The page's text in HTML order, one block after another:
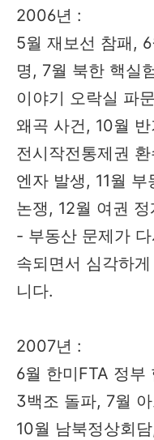
2006년 :
5월 재보선 참패,
명, 7월 북한 핵실
이야기 오락실 파
왜곡 사건, 10월
전시작전통제권
엔자 발생, 11월
논쟁, 12월 여권
- 부동산 문제가
속되면서 심각하
니다.
2007년 :
6월 한미FTA 정부
3백조 돌파, 7월
10월 남북정상회